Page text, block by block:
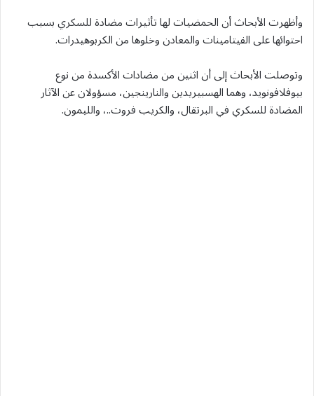
وأظهرت الأبحاث أن الحمضيات لها تأثيرات مضادة للسكري بسبب
احتوائها على الفيتامينات والمعادن وخلوها من الكربوهيدرات.
وتوصلت الأبحاث إلى أن اثنين من مضادات الأكسدة من نوع
بيوفلافونويد، وهما الهسبيريدين والنارينجين، مسؤولان عن الآثار
المضادة للسكري في البرتقال، والكريب فروت..، والليمون.